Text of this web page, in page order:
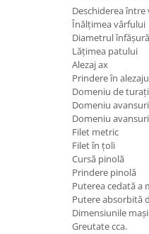
Masini de slefuit cutite de
Masini de tesit
Masini pentru slefuit tevi
Masini universale de ascutit
Polizoare de banc
Masini de filetat
Masini pneumatice de filetat
Masini electrice de filetat
Exhaustor pentru aschii
Masini de gaurit cu talpa
Instalatii de spalare a pieselor
Deschiderea între
Înălţimea vârfului
Diametrul
Lăţimea patului
Alezaj ax
Prindere în
Domeniu de
Domeniu
Domeniu
Filet metric
Filet în ţoli
Cursă pinolă
Prindere pinolă
Puterea cedată a
Putere absorbită
Dimensiunile
Greutate cca.